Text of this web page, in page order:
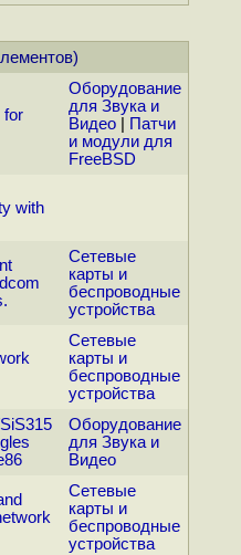
for
Оборудование
для Звука и
Видео|
Патчи
и модули для
FreeBSD
with
Сетевые
карты и
беспроводные
устройства
Сетевые
карты и
беспроводные
устройства
Оборудование
для Звука и
Видео
Сетевые
карты и
беспроводные
устройства